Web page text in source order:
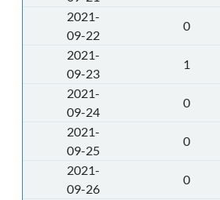
2021-
09-22
0
2021-
09-23
1
2021-
09-24
0
2021-
09-25
0
2021-
09-26
0